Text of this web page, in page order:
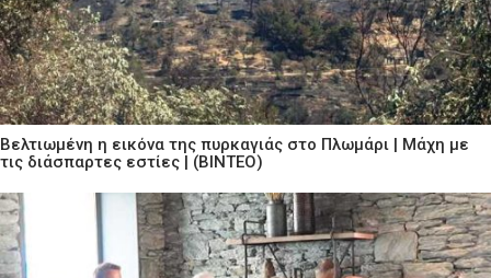
Βελτιωμένη η εικόνα της πυρκαγιάς στο Πλωμάρι | Μάχη με
τις διάσπαρτες εστίες | (ΒΙΝΤΕΟ)